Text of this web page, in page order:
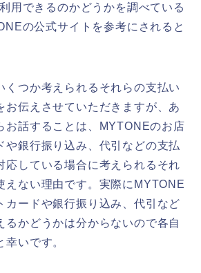
用できるのかどうかを調べている
の公式サイトを参考にされると
くつか考えられるそれらの支払い
お伝えさせていただきますが、あ
お話することは、MYTONEのお店
や銀行振り込み、代引などの支払
応している場合に考えられるそれ
えない理由です。実際にMYTONE
カードや銀行振り込み、代引など
るかどうかは分からないので各自
いです。